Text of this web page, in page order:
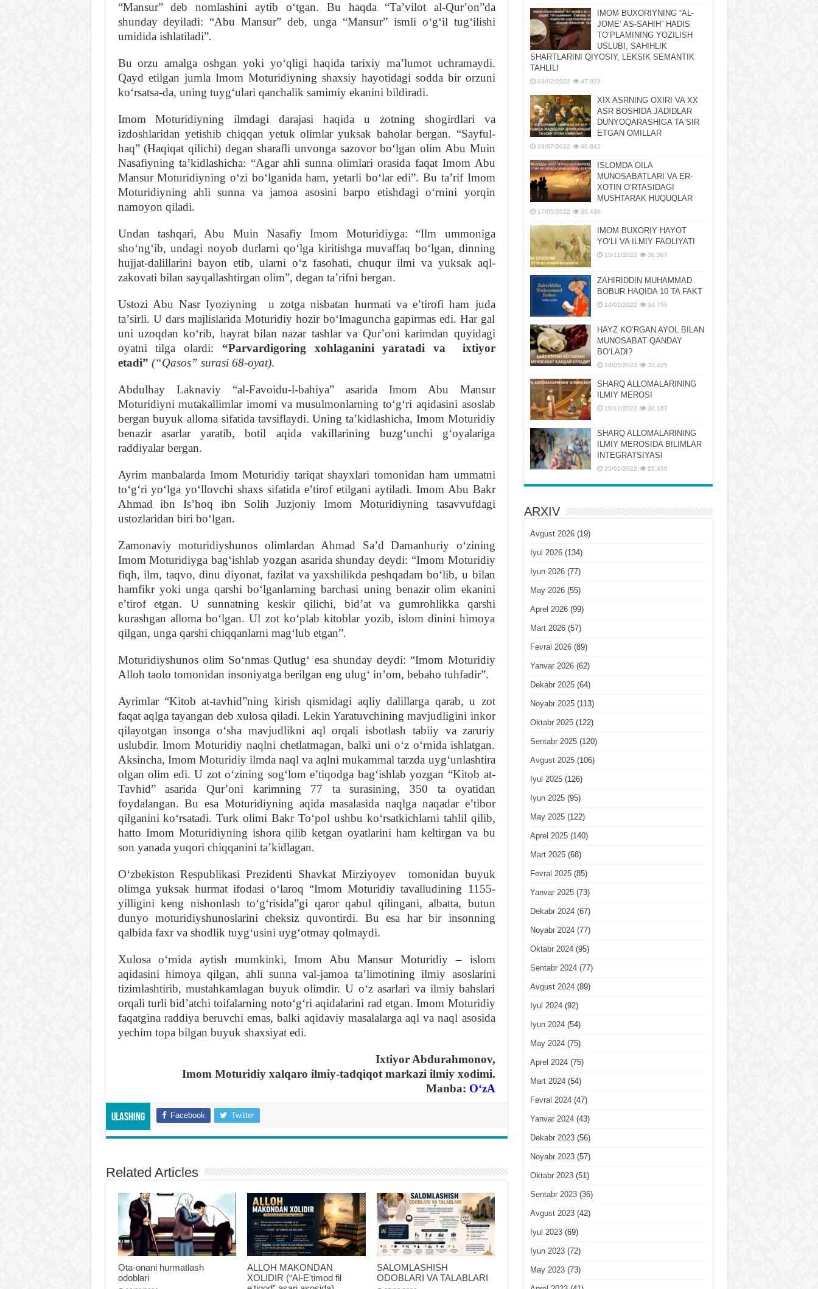
“Mansur” deb nomlashini aytib oʻtgan. Bu haqda “Taʼvilot al-Qurʼon”da
shunday deyiladi: “Abu Mansur” deb, unga “Mansur” ismli oʻgʻil tugʻilishi
umidida ishlatiladi”.
Bu orzu amalga oshgan yoki yoʻqligi haqida tarixiy maʼlumot uchramaydi.
Qayd etilgan jumla Imom Moturidiyning shaxsiy hayotidagi sodda bir orzuni
koʻrsatsa-da, uning tuygʻulari qanchalik samimiy ekanini bildiradi.
Imom Moturidiyning ilmdagi darajasi haqida u zotning shogirdlari va
izdoshlaridan yetishib chiqqan yetuk olimlar yuksak baholar bergan. “Sayful-
haq” (Haqiqat qilichi) degan sharafli unvonga sazovor boʻlgan olim Abu Muin
Nasafiyning taʼkidlashicha: “Agar ahli sunna olimlari orasida faqat Imom Abu
Mansur Moturidiyning oʻzi boʻlganida ham, yetarli boʻlar edi”. Bu taʼrif Imom
Moturidiyning ahli sunna va jamoa asosini barpo etishdagi oʻrnini yorqin
namoyon qiladi.
Undan tashqari, Abu Muin Nasafiy Imom Moturidiyga: “Ilm ummoniga
shoʻngʻib, undagi noyob durlarni qoʻlga kiritishga muvaffaq boʻlgan, dinning
hujjat-dalillarini bayon etib, ularni oʻz fasohati, chuqur ilmi va yuksak aql-
zakovati bilan sayqallashtirgan olim”, degan taʼrifni bergan.
Ustozi Abu Nasr Iyoziyning u zotga nisbatan hurmati va eʼtirofi ham juda
taʼsirli. U dars majlislarida Moturidiy hozir boʻlmaguncha gapirmas edi. Har gal
uni uzoqdan koʻrib, hayrat bilan nazar tashlar va Qurʼoni karimdan quyidagi
oyatni tilga olardi: “Parvardigoring xohlaganini yaratadi va ixtiyor
etadi” (“Qasos” surasi 68-oyat).
Abdulhay Laknaviy “al-Favoidu-l-bahiya” asarida Imom Abu Mansur
Moturidiyni mutakallimlar imomi va musulmonlarning toʻgʻri aqidasini asoslab
bergan buyuk alloma sifatida tavsiflaydi. Uning taʼkidlashicha, Imom Moturidiy
benazir asarlar yaratib, botil aqida vakillarining buzgʻunchi gʻoyalariga
raddiyalar bergan.
Ayrim manbalarda Imom Moturidiy tariqat shayxlari tomonidan ham ummatni
toʻgʻri yoʻlga yoʻllovchi shaxs sifatida eʼtirof etilgani aytiladi. Imom Abu Bakr
Ahmad ibn Isʼhoq ibn Solih Juzjoniy Imom Moturidiyning tasavvufdagi
ustozlaridan biri boʻlgan.
Zamonaviy moturidiyshunos olimlardan Ahmad Saʼd Damanhuriy oʻzining
Imom Moturidiyga bagʻishlab yozgan asarida shunday deydi: “Imom Moturidiy
fiqh, ilm, taqvo, dinu diyonat, fazilat va yaxshilikda peshqadam boʻlib, u bilan
hamfikr yoki unga qarshi boʻlganlarning barchasi uning benazir olim ekanini
eʼtirof etgan. U sunnatning keskir qilichi, bidʼat va gumrohlikka qarshi
kurashgan alloma boʻlgan. Ul zot koʻplab kitoblar yozib, islom dinini himoya
qilgan, unga qarshi chiqqanlarni magʻlub etgan”.
Moturidiyshunos olim Soʻnmas Qutlugʻ esa shunday deydi: “Imom Moturidiy
Alloh taolo tomonidan insoniyatga berilgan eng ulugʻ inʼom, bebaho tuhfadir”.
Ayrimlar “Kitob at-tavhid”ning kirish qismidagi aqliy dalillarga qarab, u zot
faqat aqlga tayangan deb xulosa qiladi. Lekin Yaratuvchining mavjudligini inkor
qilayotgan insonga oʻsha mavjudlikni aql orqali isbotlash tabiiy va zaruriy
uslubdir. Imom Moturidiy naqlni chetlatmagan, balki uni oʻz oʻrnida ishlatgan.
Aksincha, Imom Moturidiy ilmda naql va aqlni mukammal tarzda uygʻunlashtira
olgan olim edi. U zot oʻzining sogʻlom eʼtiqodga bagʻishlab yozgan “Kitob at-
Tavhid” asarida Qurʼoni karimning 77 ta surasining, 350 ta oyatidan
foydalangan. Bu esa Moturidiyning aqida masalasida naqlga naqadar eʼtibor
qilganini koʻrsatadi. Turk olimi Bakr Toʻpol ushbu koʻrsatkichlarni tahlil qilib,
hatto Imom Moturidiyning ishora qilib ketgan oyatlarini ham keltirgan va bu
son yanada yuqori chiqqanini taʼkidlagan.
Oʻzbekiston Respublikasi Prezidenti Shavkat Mirziyoyev tomonidan buyuk
olimga yuksak hurmat ifodasi oʻlaroq “Imom Moturidiy tavalludining 1155-
yilligini keng nishonlash toʻgʻrisida”gi qaror qabul qilingani, albatta, butun
dunyo moturidiyshunoslarini cheksiz quvontirdi. Bu esa har bir insonning
qalbida faxr va shodlik tuygʻusini uygʻotmay qolmaydi.
Xulosa oʻrnida aytish mumkinki, Imom Abu Mansur Moturidiy – islom
aqidasini himoya qilgan, ahli sunna val-jamoa taʼlimotining ilmiy asoslarini
tizimlashtirib, mustahkamlagan buyuk olimdir. U oʻz asarlari va ilmiy bahslari
orqali turli bidʼatchi toifalarning notoʻgʻri aqidalarini rad etgan. Imom Moturidiy
faqatgina raddiya beruvchi emas, balki aqidaviy masalalarga aql va naql asosida
yechim topa bilgan buyuk shaxsiyat edi.
Ixtiyor Abdurahmonov,
Imom Moturidiy xalqaro ilmiy-tadqiqot markazi ilmiy xodimi.
Manba: OʻzA
Ulashing Facebook Twitter
Related Articles
Ota-onani hurmatlash
odoblari
ALLOH MAKONDAN
XOLIDIR (“Al-Eʼtimod fil
SALOMLASHISH
ODOBLARI VA TALABLARI
IMOM BUXORIYNING “AL-
JOMEʼ AS-SAHIH” HADIS
TOʻPLAMINING YOZILISH
USLUBI, SAHIHLIK
SHARTLARINI QIYOSIY, LЕKSIK SЕMANTIK
TAHLILI
03/02/2022 47,923
XIX ASRNING OXIRI VA XX
ASR BOSHIDA JADIDLAR
DUNYOQARASHIGA TAʼSIR
ETGAN OMILLAR
29/07/2022 40,842
ISLOMDA OILA
MUNOSABATLARI VA ER-
XOTIN OʻRTASIDAGI
MUSHTARAK HUQUQLAR
17/05/2022 39,436
IMOM BUXORIY HAYOT
YOʻLI VA ILMIY FAOLIYATI
15/11/2022 36,387
ZAHIRIDDIN MUHAMMAD
BOBUR HAQIDA 10 TA FAKT
14/02/2022 34,750
HAYZ KOʻRGAN AYOL BILAN
MUNOSABAT QANDAY
BOʻLADI?
18/05/2023 33,425
SHARQ ALLOMALARINING
ILMIY MEROSI
16/11/2022 30,167
SHARQ ALLOMALARINING
ILMIY MЕROSIDA BILIMLAR
INTЕGRATSIYASI
25/02/2022 25,430
ARXIV
Avgust 2026(19)
Iyul 2026(134)
Iyun 2026(77)
May 2026(55)
Aprel 2026(99)
Mart 2026(57)
Fevral 2026(89)
Yanvar 2026(62)
Dekabr 2025(64)
Noyabr 2025(113)
Oktabr 2025(122)
Sentabr 2025(120)
Avgust 2025(106)
Iyul 2025(126)
Iyun 2025(95)
May 2025(122)
Aprel 2025(140)
Mart 2025(68)
Fevral 2025(85)
Yanvar 2025(73)
Dekabr 2024(67)
Noyabr 2024(77)
Oktabr 2024(95)
Sentabr 2024(77)
Avgust 2024(89)
Iyul 2024(92)
Iyun 2024(54)
May 2024(75)
Aprel 2024(75)
Mart 2024(54)
Fevral 2024(47)
Yanvar 2024(43)
Dekabr 2023(56)
Noyabr 2023(57)
Oktabr 2023(51)
Sentabr 2023(36)
Avgust 2023(42)
Iyul 2023(69)
Iyun 2023(72)
May 2023(73)